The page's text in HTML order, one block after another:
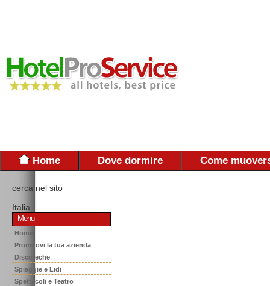
Home Dove dormire Come
cerca nel sito
Italia
Menu
Home
Promuovi la tua azienda
Discoteche
Spiaggie e Lidi
Spettacoli e Teatro